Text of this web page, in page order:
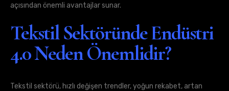
açısından önemli avantajlar sunar.
Tekstil Sektöründe Endüstri
4.0 Neden Önemlidir?
Tekstil sektörü, hızlı değişen trendler, yoğun rekabet, artan